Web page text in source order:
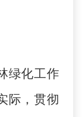
绿化工作
际 ，贯彻